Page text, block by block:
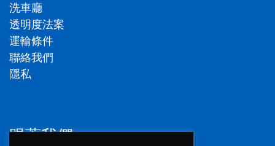
洗車廳
透明度法案
運輸條件
聯絡我們
隱私
跟著我們